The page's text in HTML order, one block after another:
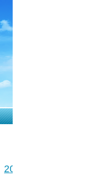
2018